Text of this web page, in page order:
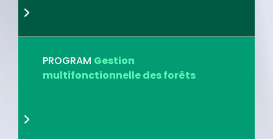
PROGRAM Gestion
multifonctionnelle des forêts